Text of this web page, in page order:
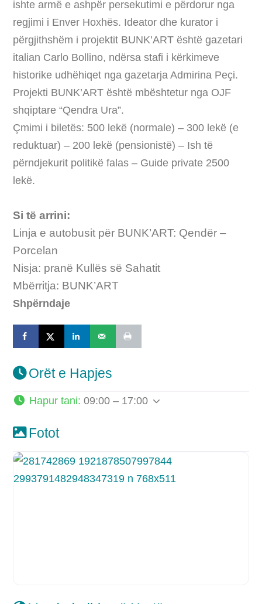
ishte armë e ashpër persekutimi e përdorur nga
regjimi i Enver Hoxhës. Ideator dhe kurator i
përgjithshëm i projektit BUNK’ART është gazetari
italian Carlo Bollino, ndërsa stafi i kërkimeve
historike udhëhiqet nga gazetarja Admirina Peçi.
Projekti BUNK’ART është mbështetur nga OJF
shqiptare “Qendra Ura”.
Çmimi i biletës: 500 lekë (normale) – 300 lekë (e
reduktuar) – 200 lekë (pensionistë) – Ish të
përndjekurit politikë falas – Guide private 2500
lekë.
Si të arrini:
Linja e autobusit për BUNK’ART: Qendër –
Porcelan
Nisja: pranë Kullës së Sahatit
Mbërritja: BUNK’ART
Shpërndaje
Orët e Hapjes
Hapur tani: 09:00 – 17:00
Fotot